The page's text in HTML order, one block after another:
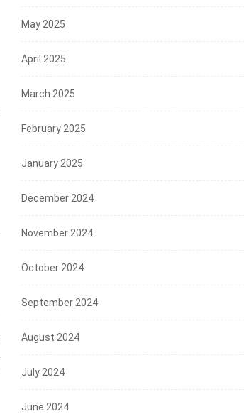
May 2025
April 2025
March 2025
February 2025
January 2025
December 2024
November 2024
October 2024
September 2024
August 2024
July 2024
June 2024